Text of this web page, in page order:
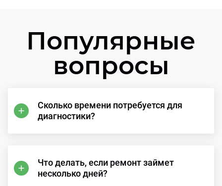
Популярные
вопросы
Сколько времени потребуется для
диагностики?
Что делать, если ремонт займет
несколько дней?